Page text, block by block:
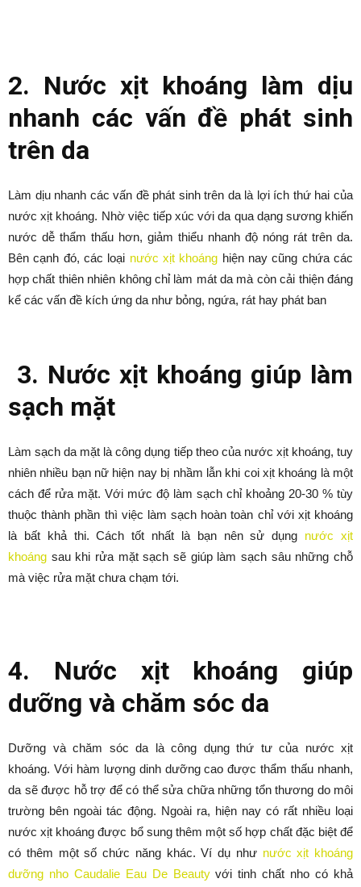
2. Nước xịt khoáng làm dịu
nhanh các vấn đề phát sinh
trên da
Làm dịu nhanh các vấn đề phát sinh trên da là lợi ích thứ hai của
nước xịt khoáng. Nhờ việc tiếp xúc với da qua dạng sương khiến
nước dễ thẩm thấu hơn, giảm thiểu nhanh độ nóng rát trên da.
Bên cạnh đó, các loại nước xịt khoáng hiện nay cũng chứa các
hợp chất thiên nhiên không chỉ làm mát da mà còn cải thiện đáng
kể các vấn đề kích ứng da như bỏng, ngứa, rát hay phát ban
3. Nước xịt khoáng giúp làm
sạch mặt
Làm sạch da mặt là công dụng tiếp theo của nước xịt khoáng, tuy
nhiên nhiều bạn nữ hiện nay bị nhầm lẫn khi coi xịt khoáng là một
cách để rửa mặt. Với mức độ làm sạch chỉ khoảng 20-30 % tùy
thuộc thành phần thì việc làm sạch hoàn toàn chỉ với xịt khoáng
là bất khả thi. Cách tốt nhất là bạn nên sử dụng nước xịt
khoáng sau khi rửa mặt sạch sẽ giúp làm sạch sâu những chỗ
mà việc rửa mặt chưa chạm tới.
4. Nước xịt khoáng giúp
dưỡng và chăm sóc da
Dưỡng và chăm sóc da là công dụng thứ tư của nước xịt
khoáng. Với hàm lượng dinh dưỡng cao được thẩm thấu nhanh,
da sẽ được hỗ trợ để có thể sửa chữa những tổn thương do môi
trường bên ngoài tác động. Ngoài ra, hiện nay có rất nhiều loại
nước xịt khoáng được bổ sung thêm một số hợp chất đặc biệt để
có thêm một số chức năng khác. Ví dụ như nước xịt khoáng
dưỡng nho Caudalie Eau De Beautyvới tinh chất nho có khả